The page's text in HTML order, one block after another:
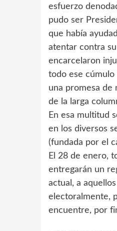
esfuerzo
pudo ser
que había
atentar contra
encarcelaron
todo ese
una promesa de
de la larga
En esa multitud
en los diversos
(fundada por el
El 28 de enero,
entregarán un
actual, a
electoralmente,
encuentre, por